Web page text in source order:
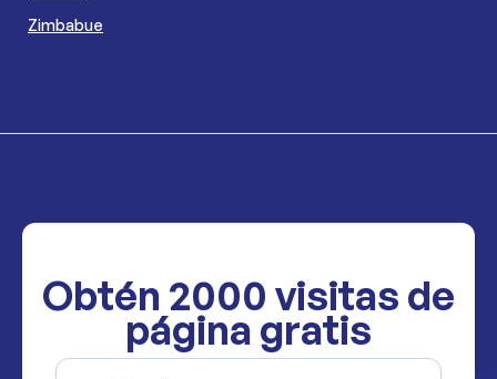
Zimbabue
Obtén 2000 visitas de
página gratis